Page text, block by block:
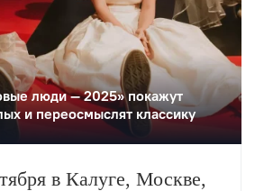
люди — 2025» покажут
и переосмыслят классику
в Калуге, Москве,